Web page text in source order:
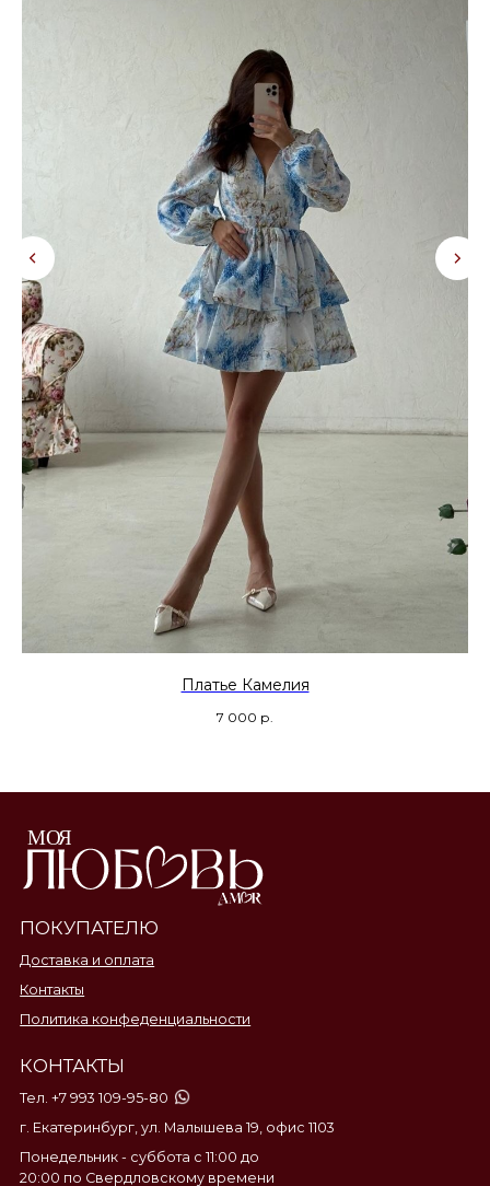
Платье Камелия
7 000 р.
Понедельник - суббота с 11:00 до
20:00 по Свердловскому времени
© MIAMOR.STORE / 2026
*признана экстремистской организацией в РФ
г. Екатеринбург, ул. Малышева 19, офис 1103